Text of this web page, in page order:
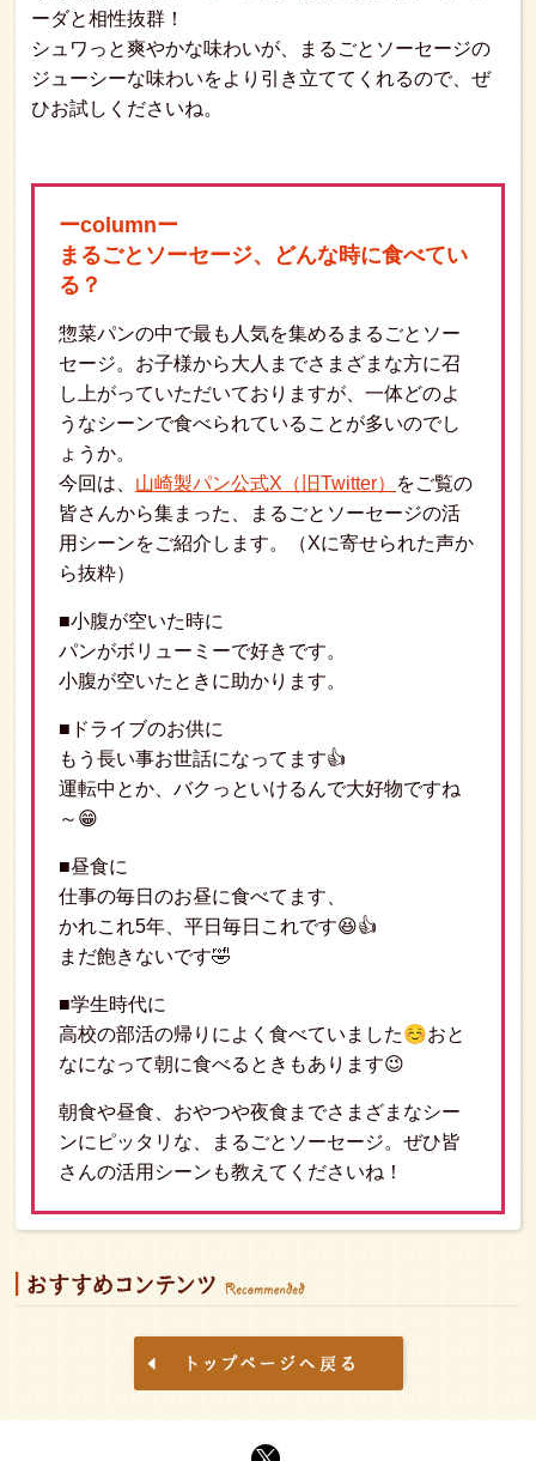
ーダと相性抜群！
シュワっと爽やかな味わいが、まるごとソーセージの
ジューシーな味わいをより引き立ててくれるので、ぜ
ひお試しくださいね。
ーcolumnー
まるごとソーセージ、どんな時に食べてい
る？
惣菜パンの中で最も人気を集めるまるごとソー
セージ。お子様から大人までさまざまな方に召
し上がっていただいておりますが、一体どのよ
うなシーンで食べられていることが多いのでし
ょうか。
今回は、 山崎製パン公式X（旧Twitter）
をご覧の
皆さんから集まった、まるごとソーセージの活
用シーンをご紹介します。（Xに寄せられた声か
ら抜粋）
■小腹が空いた時に
パンがボリューミーで好きです。
小腹が空いたときに助かります。
■ドライブのお供に
もう長い事お世話になってます👍
運転中とか、バクっといけるんで大好物ですね
～😁
■昼食に
仕事の毎日のお昼に食べてます、
かれこれ5年、平日毎日これです😆👍
まだ飽きないです🤣
■学生時代に
高校の部活の帰りによく食べていました☺おと
なになって朝に食べるときもあります😉
朝食や昼食、おやつや夜食までさまざまなシー
ンにピッタリな、まるごとソーセージ。ぜひ皆
さんの活用シーンも教えてくださいね！